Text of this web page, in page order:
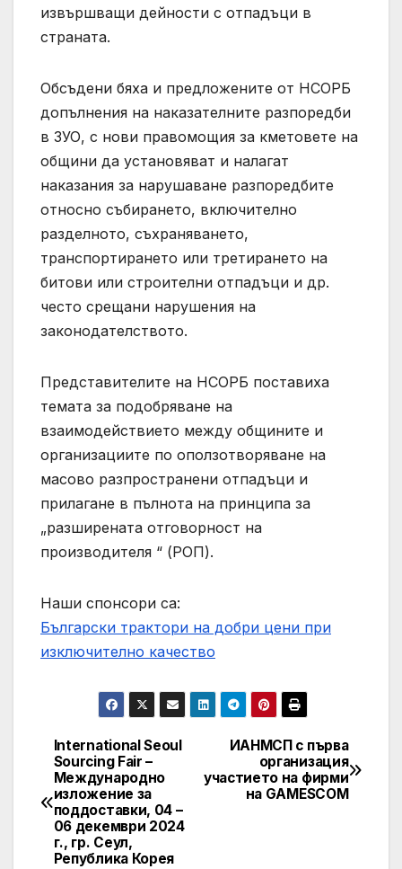
извършващи дейности с отпадъци в
страната.
Обсъдени бяха и предложените от НСОРБ
допълнения на наказателните разпоредби
в ЗУО, с нови правомощия за кметовете на
общини да установяват и налагат
наказания за нарушаване разпоредбите
относно събирането, включително
разделното, съхраняването,
транспортирането или третирането на
битови или строителни отпадъци и др.
често срещани нарушения на
законодателството.
Представителите на НСОРБ поставиха
темата за подобряване на
взаимодействието между общините и
организациите по оползотворяване на
масово разпространени отпадъци и
прилагане в пълнота на принципа за
„разширената отговорност на
производителя “ (РОП).
Наши спонсори са:
Български трактори на добри цени при
изключително качество
Post
navigation
ИАНМСП с първа
организация
участието на фирми
на GAMESCOM
International Seoul
Sourcing Fair –
Международно
изложение за
поддоставки, 04 –
06 декември 2024
г., гр. Сеул,
Република Корея